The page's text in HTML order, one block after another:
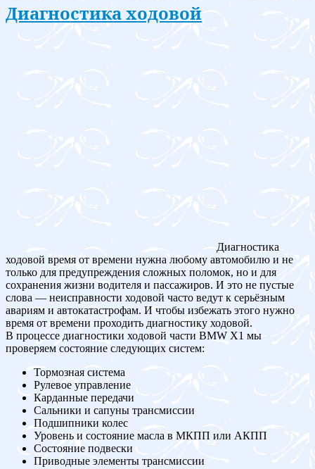
Диагностика ходовой
Диагностика
ходовой время от времени нужна любому автомобилю и не
только для предупреждения сложных поломок, но и для
сохранения жизни водителя и пассажиров. И это не пустые
слова — неисправности ходовой часто ведут к серьёзным
авариям и автокатастрофам. И чтобы избежать этого нужно
время от времени проходить диагностику ходовой.
В процессе диагностики ходовой части BMW X1 мы
проверяем состояние следующих систем:
Тормозная система
Рулевое управление
Карданные передачи
Сальники и сапуны трансмиссии
Подшипники колес
Уровень и состояние масла в МКПП или АКПП
Состояние подвески
Приводные элементы трансмиссии